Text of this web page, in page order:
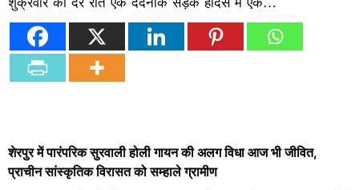
शेरपुर में पारंपरिक सुरवाली होली गायन की अलग विधा आज भी जीवित,
प्राचीन सांस्कृतिक विरासत को सम्हाले ग्रामीण